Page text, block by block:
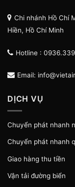
Chi nhánh Hồ Chí
Hiền, Hồ Chí Minh
Hotline :
Email:
DỊCH VỤ
Chuyển phát nhanh
Chuyển phát nhanh
Giao hàng thu tiền
Vận tải đường biển